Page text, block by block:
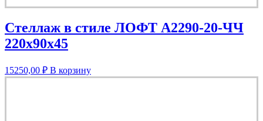
Стеллаж в стиле ЛОФТ A2290-20-ЧЧ
220х90х45
15250,00 ₽ В корзину